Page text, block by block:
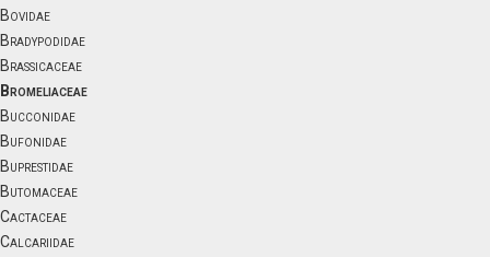
Bovidae
Bradypodidae
Brassicaceae
Bromeliaceae
Bucconidae
Bufonidae
Buprestidae
Butomaceae
Cactaceae
Calcariidae